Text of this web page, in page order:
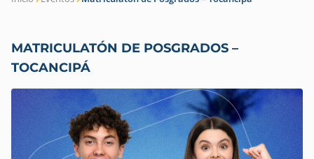
MATRICULATÓN DE POSGRADOS –
TOCANCIPÁ